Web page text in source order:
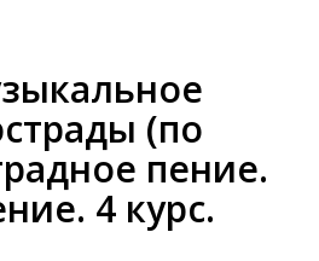
(по
пение.
4 курс.